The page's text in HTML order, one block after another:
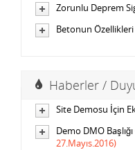
Zorunlu Deprem
Betonun Özellikleri
Haberler /
Site Demosu İçin
Demo DMO
27.Mayıs.2016)